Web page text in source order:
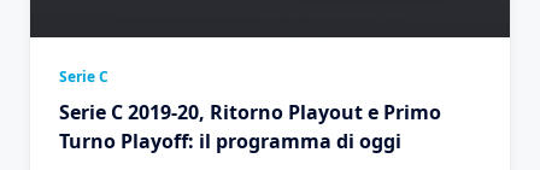
Serie C
Serie C 2019-20, Ritorno Playout e Primo
Turno Playoff: il programma di oggi